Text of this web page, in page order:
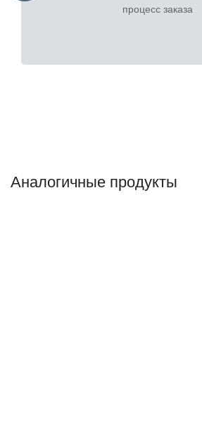
процесс заказа
Аналогичные продукты